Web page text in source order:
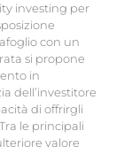
investing per
con un
si propone
in
dell’investitore
di offrirgli
le principali
valore